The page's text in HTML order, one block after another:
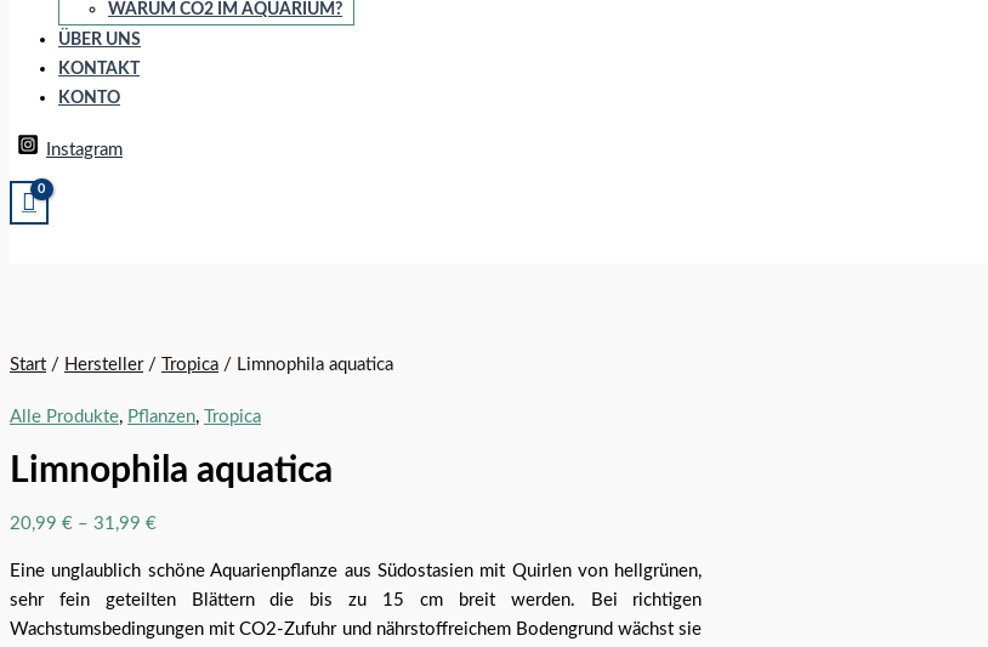
WARUM CO2 IM AQUARIUM?
ÜBER UNS
KONTAKT
KONTO
Instagram
Start / Hersteller/ Tropica / Limnophila aquatica
Alle Produkte, Pflanzen, Tropica
Limnophila aquatica
20,99 € – 31,99 €
Eine unglaublich schöne Aquarienpflanze aus Südostasien mit Quirlen von hellgrünen,
sehr fein geteilten Blättern die bis zu 15 cm breit werden. Bei richtigen
Wachstumsbedingungen mit CO2-Zufuhr und nährstoffreichem Bodengrund wächst sie